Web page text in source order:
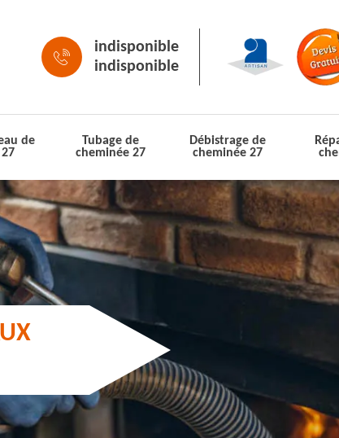
indisponible
indisponible
de
Tubage de
cheminée 27
Débistrage de
cheminée 27